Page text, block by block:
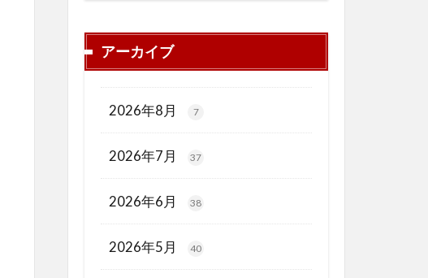
アーカイブ
2026年8月 7
2026年7月 37
2026年6月 38
2026年5月 40